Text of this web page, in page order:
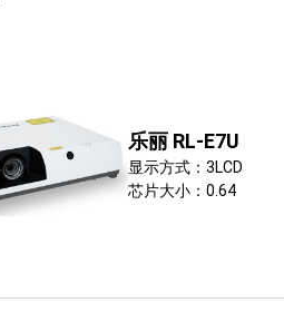
乐丽 RL-E7U
显示方式：3LCD
芯片大小：0.64